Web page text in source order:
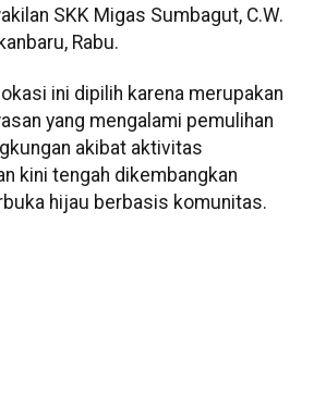
SKK Migas Sumbagut, C.W.
Rabu.
ini dipilih karena merupakan
yang mengalami pemulihan
akibat aktivitas
kini tengah dikembangkan
hijau berbasis komunitas.